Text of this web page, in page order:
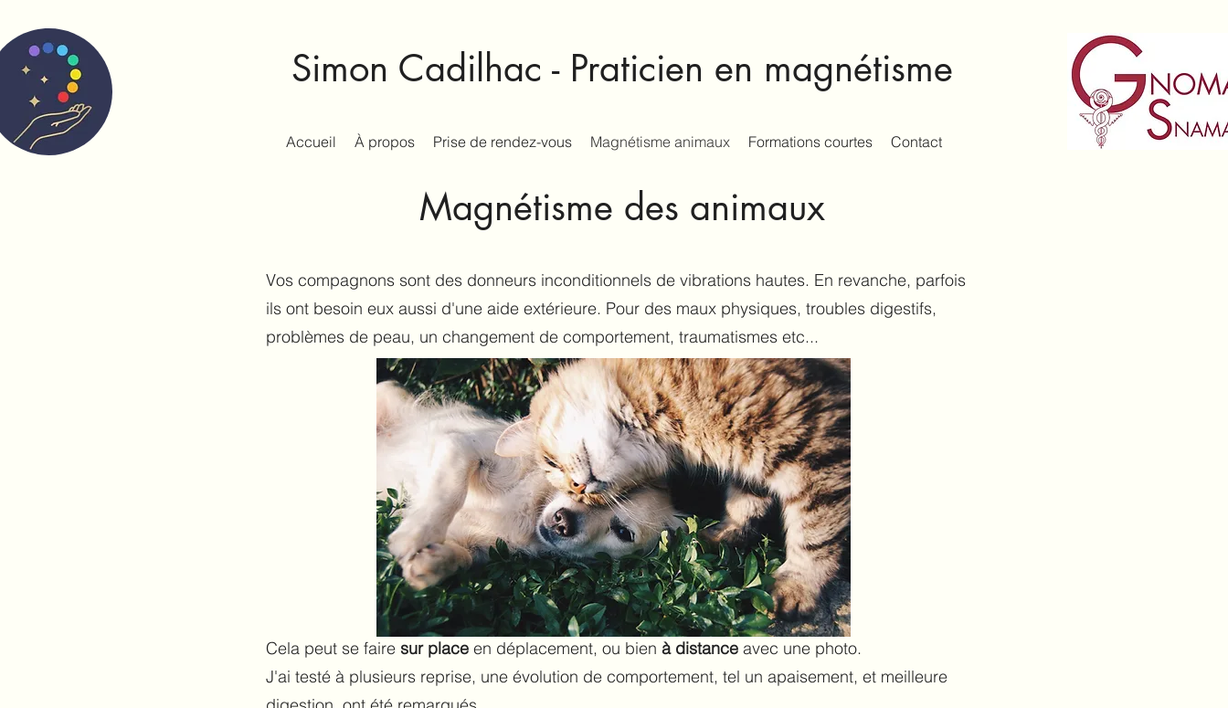
Simon Cadilhac - Praticien en magnétisme
Accueil À propos Prise de rendez-vous Magnétisme animaux Formations courtes Contact
Magnétisme des animaux
Vos compagnons sont des donneurs inconditionnels de vibrations hautes. En revanche, parfois
ils ont besoin eux aussi d'une aide extérieure. Pour des maux physiques, troubles digestifs,
problèmes de peau, un changement de comportement, traumatismes etc...
Cela peut se faire sur place en déplacement, ou bien à distance avec une photo.
J'ai testé à plusieurs reprise, une évolution de comportement, tel un apaisement, et meilleure